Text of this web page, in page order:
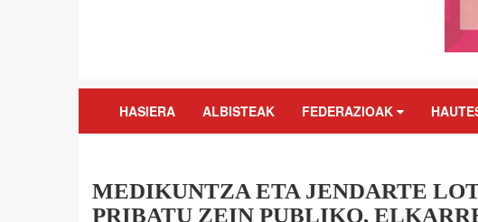
HASIERA ALBISTEAK FEDERAZIOAK
MEDIKUNTZA ETA JENDARTE
PRIBATU ZEIN PUBLIKO,